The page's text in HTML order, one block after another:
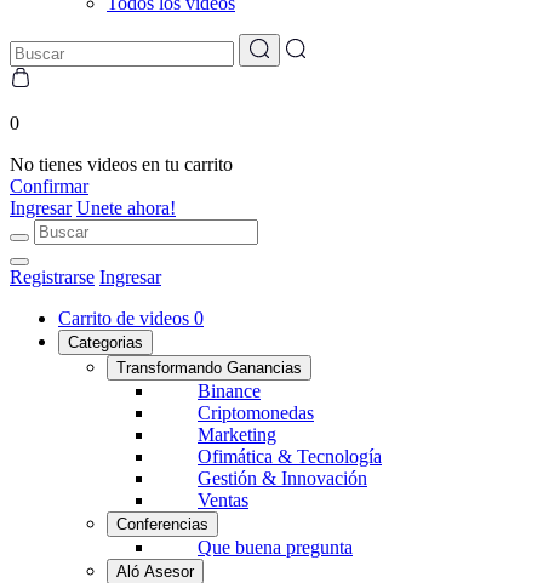
0
No tienes videos en tu carrito
Confirmar
Ingresar Unete ahora!
Registrarse Ingresar
Carrito de videos 0
Categorias
Transformando Ganancias
Binance
Criptomonedas
Marketing
Ofimática & Tecnología
Gestión & Innovación
Ventas
Conferencias
Que buena pregunta
Aló Asesor